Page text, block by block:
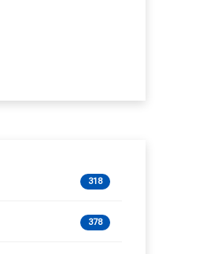
318
378